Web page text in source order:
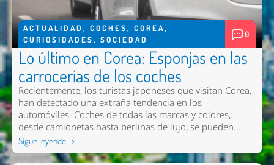
ACTUALIDAD , COCHES, COREA,
CURIOSIDADES, SOCIEDAD
0
Lo último en Corea: Esponjas en las
carrocerias de los coches
Recientemente, los turistas japoneses que visitan Corea,
han detectado una extraña tendencia en los
automóviles. Coches de todas las marcas y colores,
desde camionetas hasta berlinas de lujo, se pueden...
Sigue leyendo →